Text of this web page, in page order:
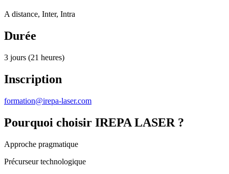
A distance, Inter, Intra
Durée
3 jours (21 heures)
Inscription
formation@irepa-laser.com
Pourquoi choisir IREPA LASER ?
Approche pragmatique
Précurseur technologique